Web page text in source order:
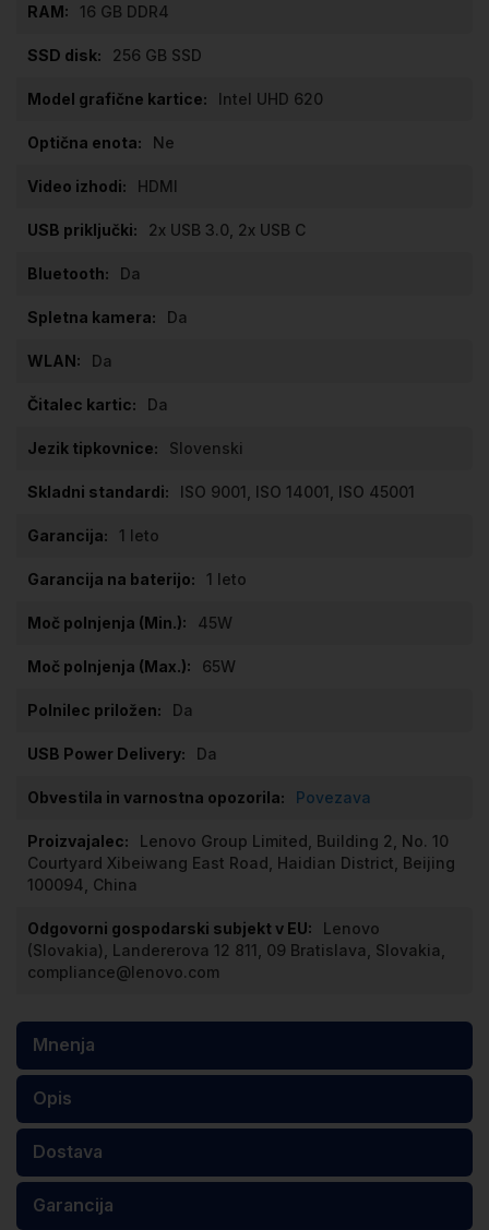
16 GB DDR4
256 GB SSD
Intel UHD 620
Ne
HDMI
2x USB 3.0, 2x USB C
Da
Da
Da
Da
Slovenski
ISO 9001, ISO 14001, ISO 45001
1 leto
1 leto
45W
65W
Da
Da
Povezava
Lenovo Group Limited, Building 2, No. 10
Courtyard Xibeiwang East Road, Haidian District, Beijing
100094, China
Lenovo
(Slovakia), Landererova 12 811, 09 Bratislava, Slovakia,
compliance@lenovo.com
Mnenja
Opis
Dostava
Garancija